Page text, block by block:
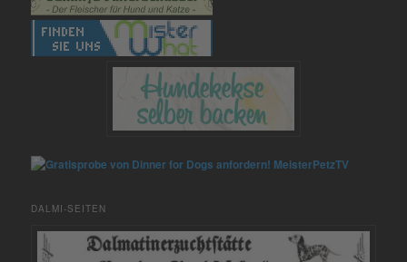
MeisterPetzTV
DALMI-SEITEN